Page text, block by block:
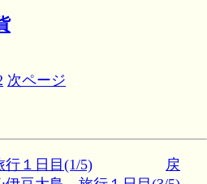
次ページ
１日目(1/5)
戻